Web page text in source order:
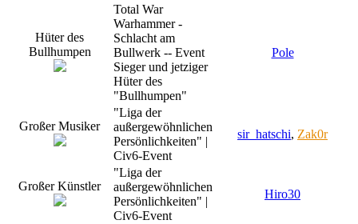
Hüter des
Bullhumpen
Total War
Warhammer -
Schlacht am
Bullwerk -- Event
Sieger und jetziger
Hüter des
"Bullhumpen"
Pole
Großer Musiker
"Liga der
außergewöhnlichen
Persönlichkeiten" |
Civ6-Event
sir_hatschi, Zak0r
Großer Künstler
"Liga der
außergewöhnlichen
Persönlichkeiten" |
Civ6-Event
Hiro30